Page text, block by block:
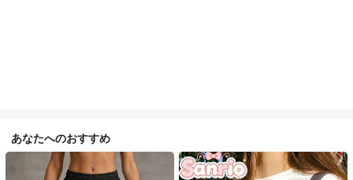
あなたへのおすすめ